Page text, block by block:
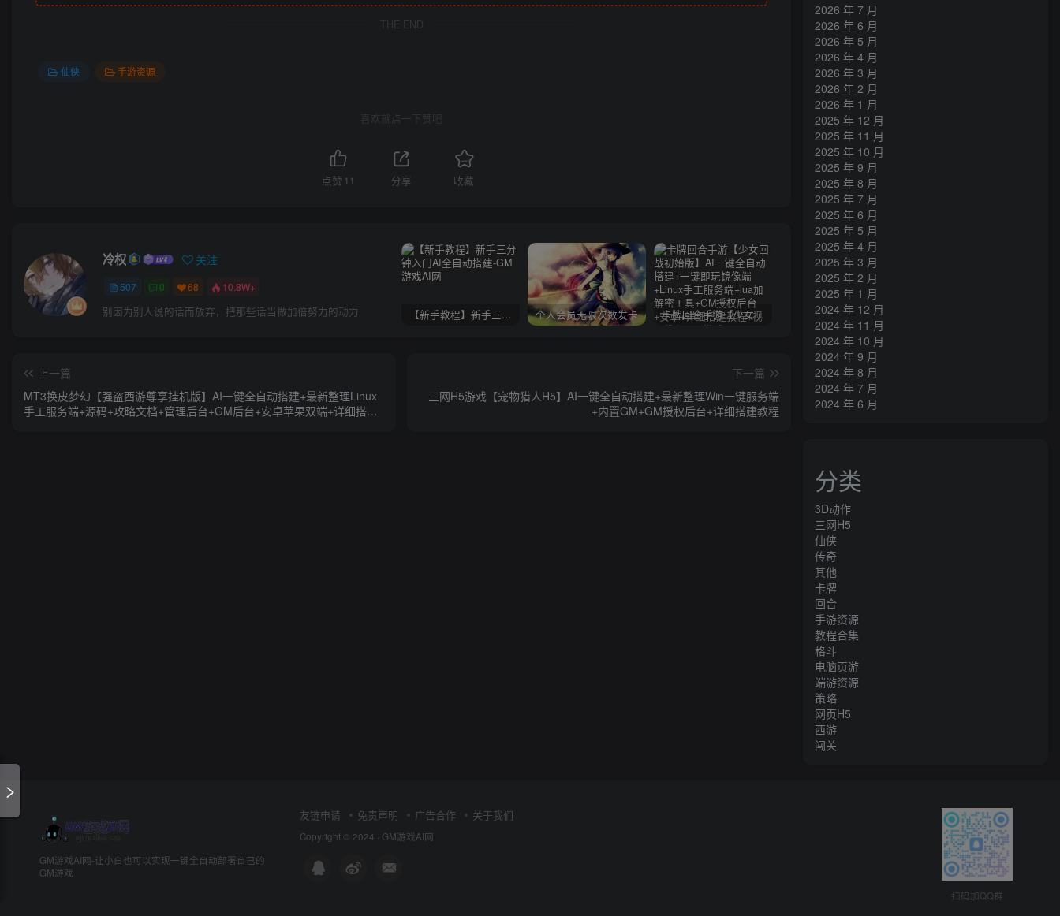
THE END
仙侠 手游资源
喜欢就点一下赞吧
点赞 11 分享 收藏
冷权 关注
507 0 68 10.8W+
别因为别人说的话而放弃，把那些话当做加倍努力的动力 【新手教程】新手三分钟入门AI全自动搭建 个人会员无限次数发卡 卡牌回合手游【少女回战初始版】AI一键全自动搭建+一键即玩镜像端+Linux手工服务端+lua加解密工具+GM授权后台+安卓+详细搭建教程+视频教程 三网H5游戏【奇迹H5之斗罗超变多区跨服平台币内购版】最新整理单机一键即玩镜像端+Linux手工服务端+简易安卓APP+新版GM平台币授权后台+详细搭建教程
上一篇
MT3换皮梦幻【强盗西游尊享挂机版】AI一键全自动搭建+最新整理Linux
手工服务端+源码+攻略文档+管理后台+GM后台+安卓苹果双端+详细搭建
下一篇
三网H5游戏【宠物猎人H5】AI一键全自动搭建+最新整理Win一键服务端
+内置GM+GM授权后台+详细搭建教程
2026 年 7 月
2026 年 6 月
2026 年 5 月
2026 年 4 月
2026 年 3 月
2026 年 2 月
2026 年 1 月
2025 年 12 月
2025 年 11 月
2025 年 10 月
2025 年 9 月
2025 年 8 月
2025 年 7 月
2025 年 6 月
2025 年 5 月
2025 年 4 月
2025 年 3 月
2025 年 2 月
2025 年 1 月
2024 年 12 月
2024 年 11 月
2024 年 10 月
2024 年 9 月
2024 年 8 月
2024 年 7 月
2024 年 6 月
分类
3D动作
三网H5
仙侠
传奇
其他
卡牌
回合
手游资源
教程合集
格斗
电脑页游
端游资源
策略
网页H5
西游
闯关
GM游戏AI网-让小白也可以实现一键全自动部署自己的
GM游戏
友链申请 免责声明 广告合作 关于我们
Copyright © 2024 · GM游戏AI网
扫码加QQ群